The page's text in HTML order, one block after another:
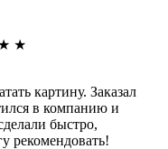
★
картину. Заказал
в компанию и
быстро,
рекомендовать!